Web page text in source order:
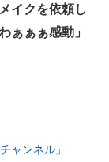
イクを依頼し
ぁぁ感動」
ャンネル」